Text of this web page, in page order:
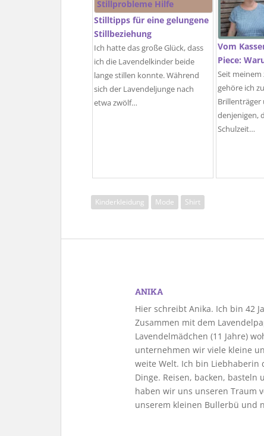
Stilltipps für eine gelungene
Stillbeziehung
Ich hatte das große Glück, dass
ich die Lavendelkinder beide
lange stillen konnte. Während
sich der Lavendeljunge nach
etwa zwölf…
Vom
Piece:
Seit
gehöre ich
Brillenträger
denjenigen,
Schulzeit…
Kinderkleidung Mode Shirt
ANIKA
Hier schreibt Anika. Ich bin 42
Zusammen mit dem
Lavendelmädchen (11 Jahre)
unternehmen wir viele kleine
weite Welt. Ich bin Liebhaberin
Dinge. Reisen, backen, basteln
haben wir uns unseren Traum
unserem kleinen Bullerbü und